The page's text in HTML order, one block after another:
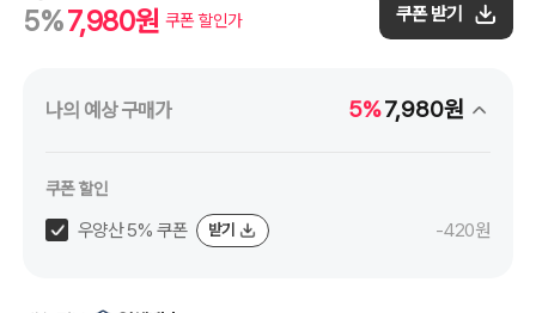
5%7,980원 쿠폰 할인가 쿠폰 받기
나의 예상 구매가 5%7,980원
쿠폰 할인
우양산 5% 쿠폰 받기 -420원